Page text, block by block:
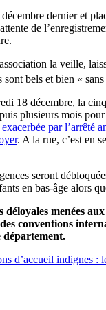
dernier et
de
la veille,
bels et bien «
18 décembre, la
plusieurs mois
par
. A la rue, c’est en
seront
en bas-âge alors
menées
conventions
département.
d’accueil indignes :